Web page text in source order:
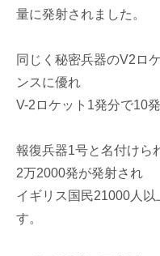
量に発射されました。
同じく秘密兵器のV2ロ
ンスに優れ
V-2ロケット1発分で10
報復兵器1号と名付けら
2万2000発が発射され
イギリス国民21000人
す。